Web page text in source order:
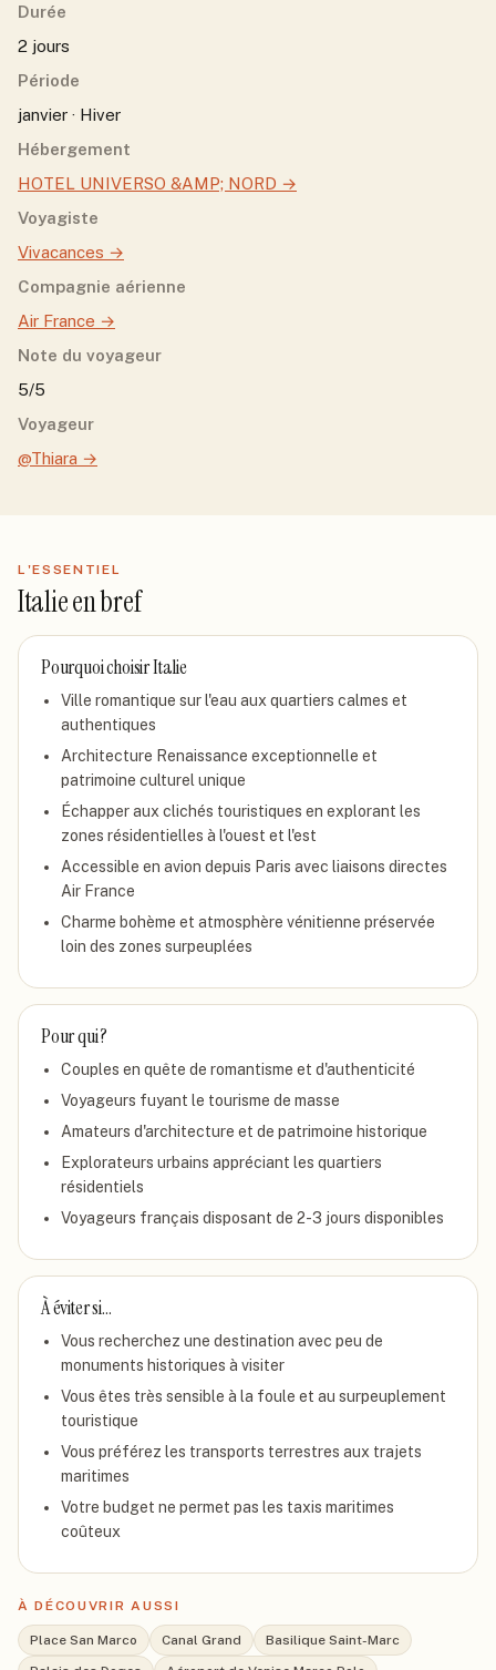
Durée
2 jours
Période
janvier · Hiver
Hébergement
HOTEL UNIVERSO &AMP; NORD →
Voyagiste
Vivacances →
Compagnie aérienne
Air France →
Note du voyageur
5/5
Voyageur
@Thiara →
L'ESSENTIEL
Italieen bref
Pourquoi choisirItalie
Ville romantique sur l'eau aux quartiers calmes et
authentiques
Architecture Renaissance exceptionnelle et
patrimoine culturel unique
Échapper aux clichés touristiques en explorant les
zones résidentielles à l'ouest et l'est
Accessible en avion depuis Paris avec liaisons directes
Air France
Charme bohème et atmosphère vénitienne préservée
loin des zones surpeuplées
Pour qui ?
Couples en quête de romantisme et d'authenticité
Voyageurs fuyant le tourisme de masse
Amateurs d'architecture et de patrimoine historique
Explorateurs urbains appréciant les quartiers
résidentiels
Voyageurs français disposant de 2-3 jours disponibles
À éviter si…
Vous recherchez une destination avec peu de
monuments historiques à visiter
Vous êtes très sensible à la foule et au surpeuplement
touristique
Vous préférez les transports terrestres aux trajets
maritimes
Votre budget ne permet pas les taxis maritimes
coûteux
À DÉCOUVRIR AUSSI
Place San Marco Canal Grand
Basilique Saint-Marc